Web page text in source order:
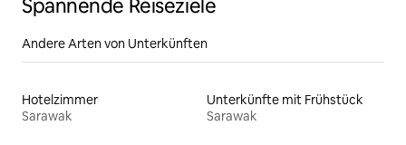
Spannende Reiseziele
Andere Arten von Unterkünften
Hotelzimmer
Sarawak
Unterkünfte mit Frühstück
Sarawak